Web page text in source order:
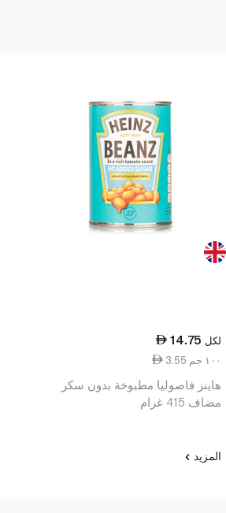
14.75 لكل
3.55 ١٠٠ جم
هاينز فاصوليا مطبوخة بدون سكر
مضاف 415 غرام
المزيد